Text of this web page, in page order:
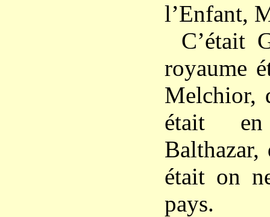
l’Enfant,
C’était
royaume
Melchior,
était
était on
pays.